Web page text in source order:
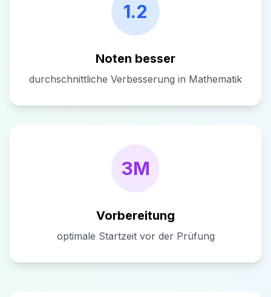
1.2
Noten besser
durchschnittliche Verbesserung in Mathematik
3M
Vorbereitung
optimale Startzeit vor der Prüfung